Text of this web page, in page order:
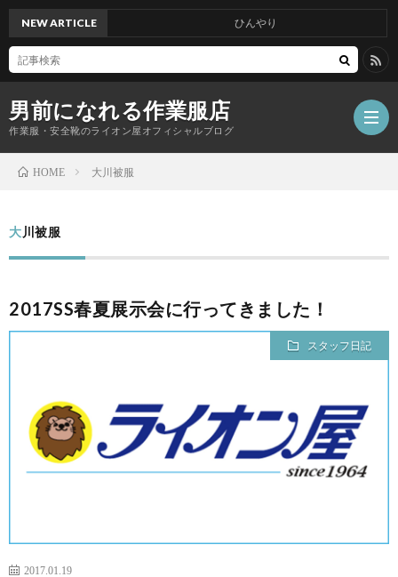
男前になれる作業服店
作業服・安全靴のライオン屋オフィシャルブログ
NEW ARTICLE ひんやり
HOME 大川被服
大川被服
2017SS春夏展示会に行ってきました！
スタッフ日記
2017.01.19